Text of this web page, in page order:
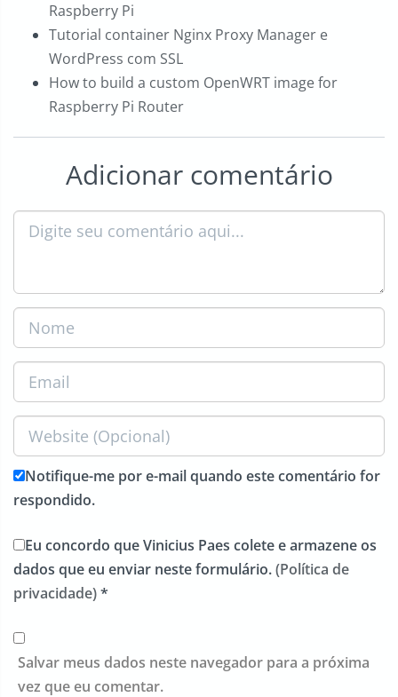
Raspberry Pi
Tutorial container Nginx Proxy Manager e
WordPress com SSL
How to build a custom OpenWRT image for
Raspberry Pi Router
Adicionar comentário
Notifique-me por e-mail quando este comentário for
respondido.
Eu concordo que Vinicius Paes colete e armazene os
dados que eu enviar neste formulário.(Política de
privacidade)*
Salvar meus dados neste navegador para a próxima
vez que eu comentar.